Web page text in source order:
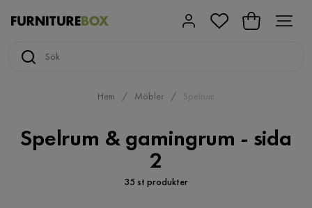
Hem Möbler Spelrum
Spelrum & gamingrum - sida
2
35 st produkter